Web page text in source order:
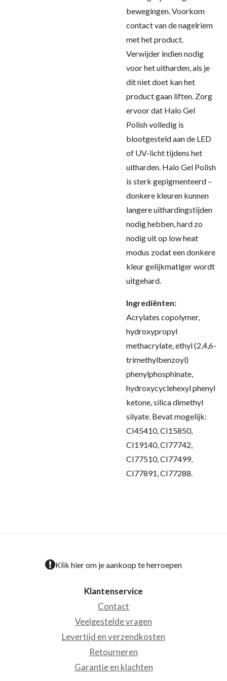
bewegingen. Voorkom
contact van de nagelriem
met het product.
Verwijder indien nodig
voor het uitharden, als je
dit niet doet kan het
product gaan liften. Zorg
ervoor dat Halo Gel
Polish volledig is
blootgesteld aan de LED
of UV-licht tijdens het
uitharden. Halo Gel Polish
is sterk gepigmenteerd –
donkere kleuren kunnen
langere uithardingstijden
nodig hebben, hard zo
nodig uit op low heat
modus zodat een donkere
kleur gelijkmatiger wordt
uitgehard.
Ingrediënten:
Acrylates copolymer,
hydroxypropyl
methacrylate, ethyl (2,4,6-
trimethylbenzoyl)
phenylphosphinate,
hydroxycyclehexyl phenyl
ketone, silica dimethyl
silyate. Bevat mogelijk:
CI45410, CI15850,
CI19140, CI77742,
CI77510, CI77499,
CI77891, CI77288.
Klik hier om je aankoop te herroepen
Klantenservice
Contact
Veelgestelde vragen
Levertijd en verzendkosten
Retourneren
Garantie en klachten